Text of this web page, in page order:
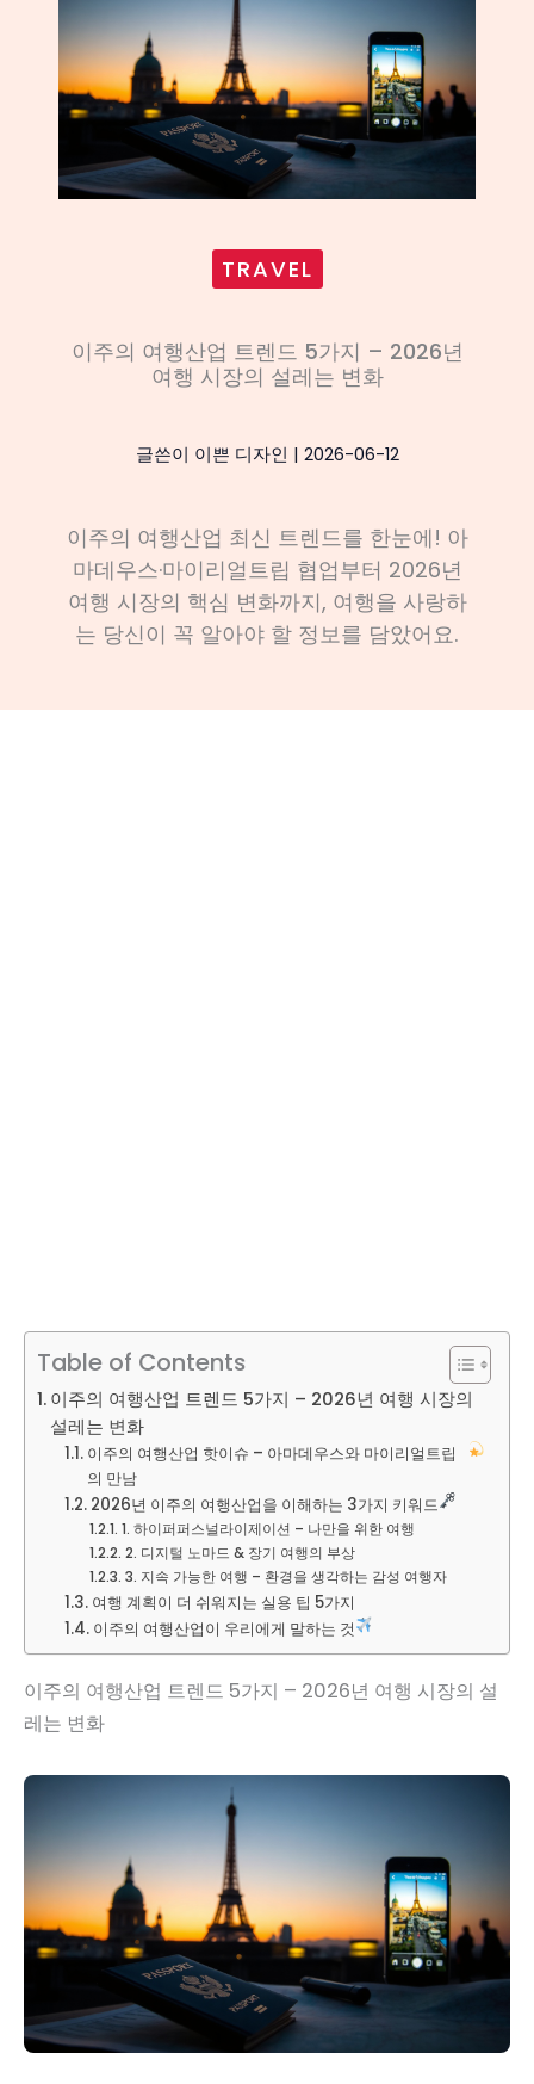
TRAVEL
이주의 여행산업 트렌드 5가지 – 2026년
여행 시장의 설레는 변화
글쓴이 이쁜 디자인 | 2026-06-12
이주의 여행산업 최신 트렌드를 한눈에! 아
마데우스·마이리얼트립 협업부터 2026년
여행 시장의 핵심 변화까지, 여행을 사랑하
는 당신이 꼭 알아야 할 정보를 담았어요.
Table of Contents
이주의 여행산업 트렌드 5가지 – 2026년 여행 시장의
설레는 변화
이주의 여행산업 핫이슈 – 아마데우스와 마이리얼트립
의 만남
2026년 이주의 여행산업을 이해하는 3가지 키워드
1. 하이퍼퍼스널라이제이션 – 나만을 위한 여행
2. 디지털 노마드 & 장기 여행의 부상
3. 지속 가능한 여행 – 환경을 생각하는 감성 여행자
여행 계획이 더 쉬워지는 실용 팁 5가지
이주의 여행산업이 우리에게 말하는 것
이주의 여행산업 트렌드 5가지 – 2026년 여행 시장의 설
레는 변화